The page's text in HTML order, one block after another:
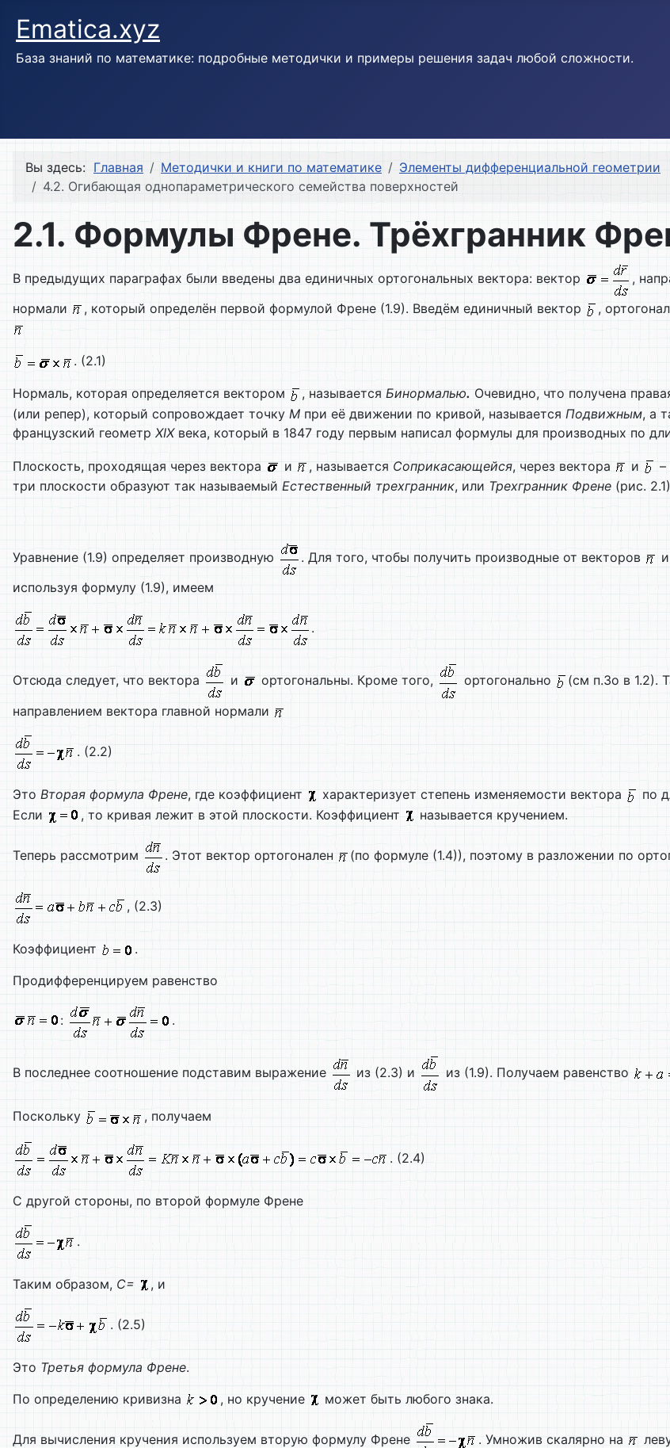
Ematica.xyz
База знаний по математике: подробные методички и примеры решения задач любой сложности.
Вы здесь: Главная Методички и книги по математике
Элементы дифференциальной геометрии
4.2. Огибающая однопараметрического семейства поверхностей
2.1. Формулы Френе. Трёхгранник
В предыдущих параграфах были введены два единичных ортогональных вектора: вектор
,
нормали
, который определён первой формулой Френе (1.9). Введём единичный вектор ,
. (2.1)
Нормаль, которая определяется вектором , называется Бинормалью. Очевидно, что получена
(или репер), который сопровождает точку М при её движении по кривой, называется Подвижным, а
французский геометр XIXвека, который в 1847 году первым написал формулы для производных по
Плоскость, проходящая через вектора и , называется Соприкасающейся, через вектора и –
три плоскости образуют так называемый Естественный трехгранник, или Трехгранник Френе (рис.
Уравнение (1.9) определяет производную . Для того, чтобы получить производные от векторов и
используя формулу (1.9), имеем
.
Отсюда следует, что вектора и ортогональны. Кроме того, ортогонально (см п.3о в 1.2).
направлением вектора главной нормали
. (2.2)
Это Вторая формула Френе, где коэффициент характеризует степень изменяемости вектора
по
Если
, то кривая лежит в этой плоскости. Коэффициент называется кручением.
Теперь рассмотрим . Этот вектор ортогонален (по формуле (1.4)), поэтому в разложении по
, (2.3)
Коэффициент
.
Продифференцируем равенство
: .
В последнее соотношение подставим выражение из (2.3) и из (1.9). Получаем равенство
Поскольку , получаем
. (2.4)
С другой стороны, по второй формуле Френе
.
Таким образом, С= , и
. (2.5)
Это Третья формула Френе.
По определению кривизна
, но кручение может быть любого знака.
Для вычисления кручения используем вторую формулу Френе . Умножив скалярно на